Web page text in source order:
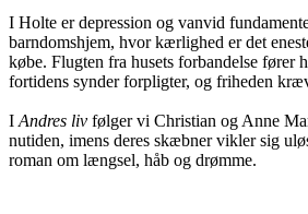
I Holte er depression og vanvid
barndomshjem, hvor kærlighed er det
købe. Flugten fra husets forbandelse fører
fortidens synder forpligter, og friheden
I Andres liv følger vi Christian og Anne
nutiden, imens deres skæbner vikler sig
roman om længsel, håb og drømme.